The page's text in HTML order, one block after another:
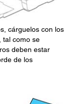
cárguelos con los
tal como se
deben estar
de los